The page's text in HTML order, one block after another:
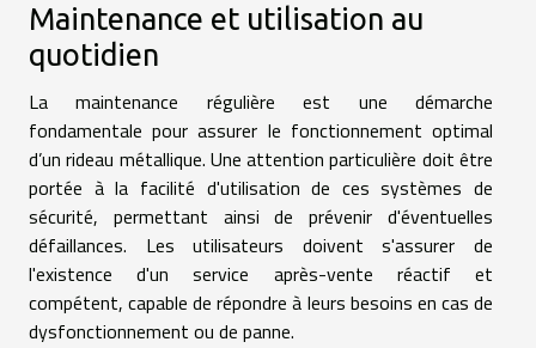
Maintenance et utilisation au
quotidien
La maintenance régulière est une démarche
fondamentale pour assurer le fonctionnement optimal
d’un rideau métallique. Une attention particulière doit être
portée à la facilité d'utilisation de ces systèmes de
sécurité, permettant ainsi de prévenir d'éventuelles
défaillances. Les utilisateurs doivent s'assurer de
l'existence d'un service après-vente réactif et
compétent, capable de répondre à leurs besoins en cas de
dysfonctionnement ou de panne.